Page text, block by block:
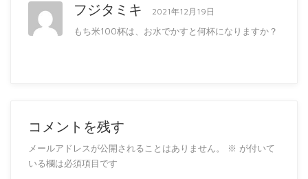
フジタミキ 2021年12月19日
もち米100杯は、お水でかすと何杯になりますか？
コメントを残す
メールアドレスが公開されることはありません。 ※ が付いて
いる欄は必須項目です